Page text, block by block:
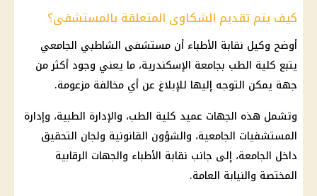
كيف يتم تقديم الشكاوى المتعلقة بالمستشفى؟
أوضح وكيل نقابة الأطباء أن مستشفى الشاطبي الجامعي
يتبع كلية الطب بجامعة الإسكندرية، ما يعني وجود أكثر من
جهة يمكن التوجه إليها للإبلاغ عن أي مخالفة مزعومة.
وتشمل هذه الجهات عميد كلية الطب، والإدارة الطبية، وإدارة
المستشفيات الجامعية، والشؤون القانونية ولجان التحقيق
داخل الجامعة، إلى جانب نقابة الأطباء والجهات الرقابية
المختصة والنيابة العامة.